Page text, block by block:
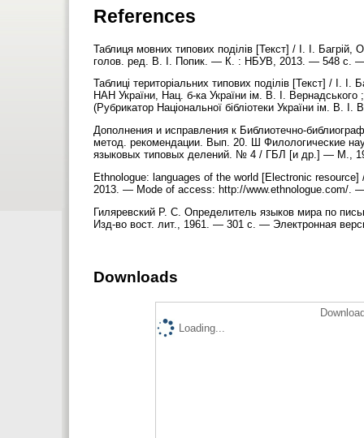
References
Таблиця мовних типових поділів [Текст] / І. І.
голов. ред. В. І. Попик. — К. : НБУВ, 2013. — 548 с. —
Таблиці територіальних типових поділів [Текст] / І.
НАН України, Нац. б-ка України ім. В. І.
(Рубрикатор Національної бібліотеки України ім. В. І.
Дополнения и исправления к Библиотечно-
метод. рекомендации. Вып. 20. Ш Филологические
языковых типовых делений. № 4 / ГБЛ [и др.] — М.,
Ethnologue: languages of the world [Electronic
2013. — Mode of access: http://www.ethnologue.com/
Гиляревский Р. С. Определитель языков мира по
Изд-во вост. лит., 1961. — 301 с. — Электронная
Downloads
Loading...